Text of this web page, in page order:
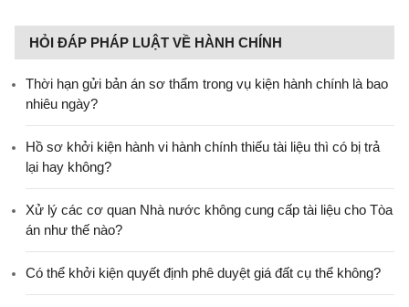
HỎI ĐÁP PHÁP LUẬT VỀ HÀNH CHÍNH
Thời hạn gửi bản án sơ thẩm trong vụ kiện hành chính là bao
nhiêu ngày?
Hồ sơ khởi kiện hành vi hành chính thiếu tài liệu thì có bị trả
lại hay không?
Xử lý các cơ quan Nhà nước không cung cấp tài liệu cho Tòa
án như thế nào?
Có thể khởi kiện quyết định phê duyệt giá đất cụ thể không?